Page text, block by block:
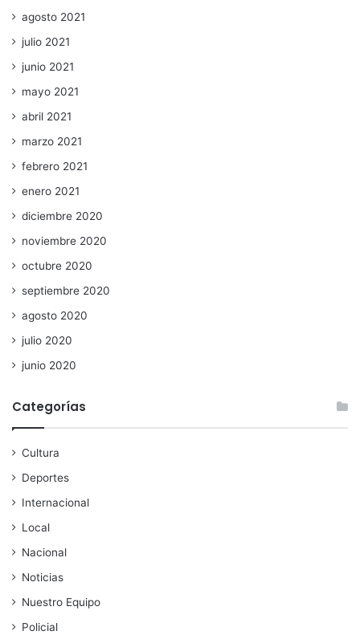
agosto 2021
julio 2021
junio 2021
mayo 2021
abril 2021
marzo 2021
febrero 2021
enero 2021
diciembre 2020
noviembre 2020
octubre 2020
septiembre 2020
agosto 2020
julio 2020
junio 2020
Categorías
Cultura
Deportes
Internacional
Local
Nacional
Noticias
Nuestro Equipo
Policial